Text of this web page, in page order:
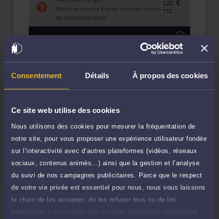
Consentement Détails À propos des cookies
Ce site web utilise des cookies
Nous utilisons des cookies pour mesurer la fréquentation de
notre site, pour vous proposer une expérience utilisateur fondée
sur l’interactivité avec d’autres plateformes (vidéos, réseaux
sociaux, contenus animés…) ainsi que la gestion et l’analyse
du suivi de nos campagnes publicitaires. Parce que le respect
de votre vie privée est essentiel pour nous, nous vous laissons
le choix de les accepter, de les refuser tous ou de les
paramétrer, à l’exception des cookies techniques strictement
Réponse concise à votre question (moins
de 1.000 caractères)
TTC
Poser une question
Consultation écrite
Etude de votre dossier + possibilité
TTC
Compétences
Droit du travail